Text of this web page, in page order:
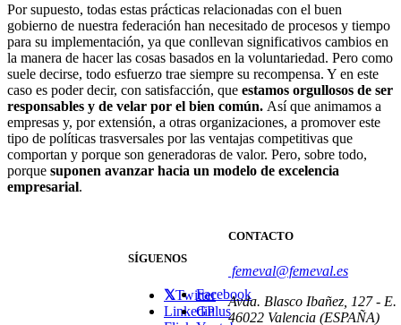
Por supuesto, todas estas prácticas relacionadas con el buen
gobierno de nuestra federación han necesitado de procesos y tiempo
para su implementación, ya que conllevan significativos cambios en
la manera de hacer las cosas basados en la voluntariedad. Pero como
suele decirse, todo esfuerzo trae siempre su recompensa. Y en este
caso es poder decir, con satisfacción, que estamos orgullosos de ser
responsables y de velar por el bien común. Así que animamos a
empresas y, por extensión, a otras organizaciones, a promover este
tipo de políticas trasversales por las ventajas competitivas que
comportan y porque son generadoras de valor. Pero, sobre todo,
porque suponen avanzar hacia un modelo de excelencia
empresarial.
SÍGUENOS
TwitterFacebook
LinkedinGPlus
CONTACTO
femeval@femeval.es
Avda. Blasco Ibañez, 127 - E.
46022 Valencia (ESPAÑA)